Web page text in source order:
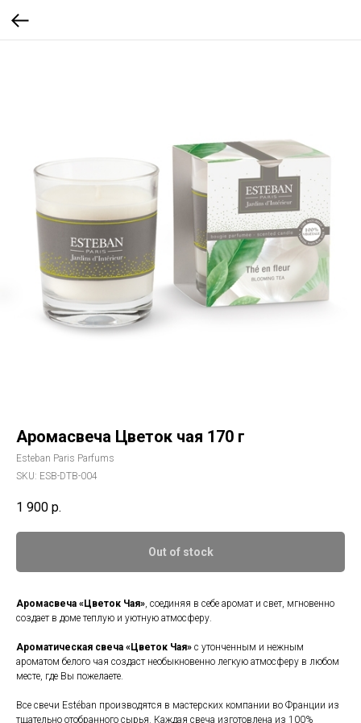
Аромасвеча Цветок чая 170 г
Esteban Paris Parfums
SKU: ESB-DTB-004
1 900 р.
Out of stock
Аромасвеча «Цветок Чая», соединяя в себе аромат и свет, мгновенно
создает в доме теплую и уютную атмосферу.
Ароматическая свеча «Цветок Чая» с утонченным и нежным
ароматом белого чая создаст необыкновенно легкую атмосферу в любом
месте, где Вы пожелаете.
Все свечи Estéban производятся в мастерских компании во Франции из
тщательно отобранного сырья. Каждая свеча изготовлена из 100%